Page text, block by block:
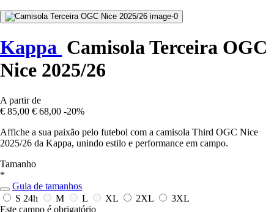
Kappa Camisola Terceira OGC
Nice 2025/26
A partir de
€ 85,00 € 68,00 -20%
Affiche a sua paixão pelo futebol com a camisola Third OGC Nice
2025/26 da Kappa, unindo estilo e performance em campo.
Tamanho
*
Guia de tamanhos
S 24h M L XL 2XL
3XL
Este campo é obrigatório